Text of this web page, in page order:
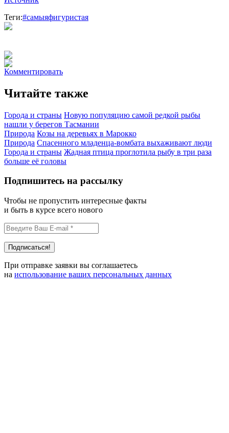
Теги:#самыяфигуристая
Комментировать
Читайте также
Города и страны Новую популяцию самой редкой рыбы
нашли у берегов Тасмании
Природа Козы на деревьях в Марокко
Природа Спасенного младенца-вомбата выхаживают люди
Города и страны Жадная птица проглотила рыбу в три раза
больше её головы
Подпишитесь на рассылку
Чтобы не пропустить интересные факты
и быть в курсе всего нового
При отправке заявки вы соглашаетесь
на использование ваших персональных данных